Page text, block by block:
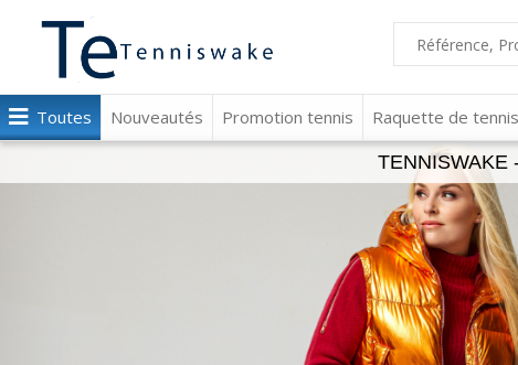
Toutes Nouveautés Promotion tennis Raquette de tennis
TENNISWAKE